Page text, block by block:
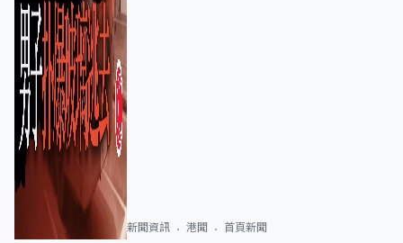
新聞資訊 港聞 首頁新聞